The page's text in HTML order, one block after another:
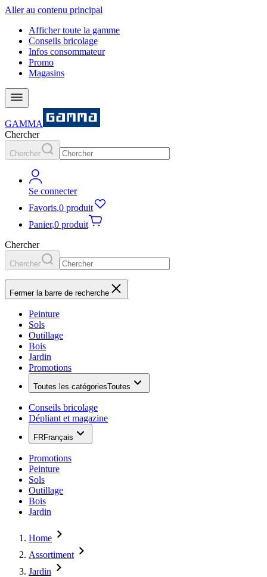
Aller au contenu principal
Afficher toute la gamme
Conseils bricolage
Infos consommateur
Promo
Magasins
GAMMA
Chercher
Chercher
Se connecter
Favoris,0 produit
Panier,0 produit
Chercher
Chercher
Fermer la barre de recherche
Peinture
Sols
Outillage
Bois
Jardin
Promotions
Toutes les catégoriesToutes
Conseils bricolage
Dépliant et magazine
FRFrançais
Promotions
Peinture
Sols
Outillage
Bois
Jardin
Home
Assortiment
Jardin